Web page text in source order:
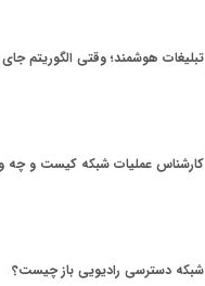
تبلیغات هوشمند؛ وقتی الگوریتم
کارشناس عملیات شبکه کیست و چه
شبکه دسترسی رادیویی باز چیست؟